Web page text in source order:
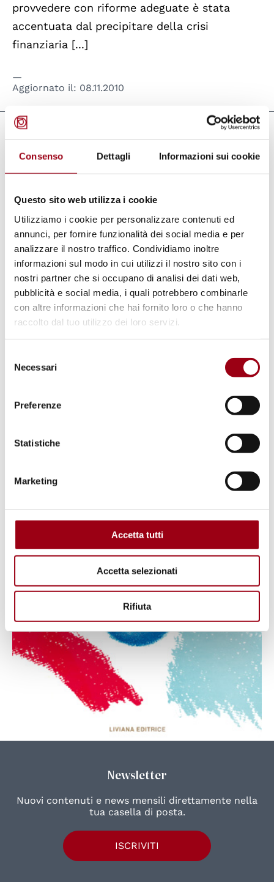
Consenso Dettagli Informazioni sui cookie
Questo sito web utilizza i cookie
Utilizziamo i cookie per personalizzare contenuti ed
annunci, per fornire funzionalità dei social media e per
analizzare il nostro traffico. Condividiamo inoltre
informazioni sul modo in cui utilizzi il nostro sito con i
nostri partner che si occupano di analisi dei dati web,
pubblicità e social media, i quali potrebbero combinarle
con altre informazioni che hai fornito loro o che hanno
raccolto dal tuo utilizzo dei loro servizi.
delNecessari
Preferenze
Statistiche
Marketing
Accetta tutti
Accetta selezionati
Rifiuta
provvedere con riforme adeguate è stata
accentuata dal precipitare della crisi
finanziaria [...]
Aggiornato il: 08.11.2010
Documenti
Per una migliore e più efficiente tutela
1988) (pdf, 400.29 KB)
Parole chiave
infrastruttura diritti umani ECOSOC
riforma Nazioni Unite tutela
Newsletter
Nuovi contenuti e news mensili direttamente nella
tua casella di posta.
ISCRIVITI